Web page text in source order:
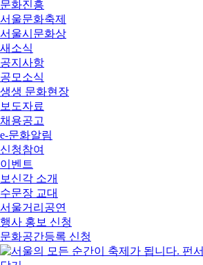
문화진흥
서울문화축제
서울시문화상
새소식
공지사항
공모소식
생생 문화현장
보도자료
채용공고
e-문화알림
신청참여
이벤트
보신각 소개
수문장 교대
서울거리공연
행사 홍보 신청
문화공간등록 신청